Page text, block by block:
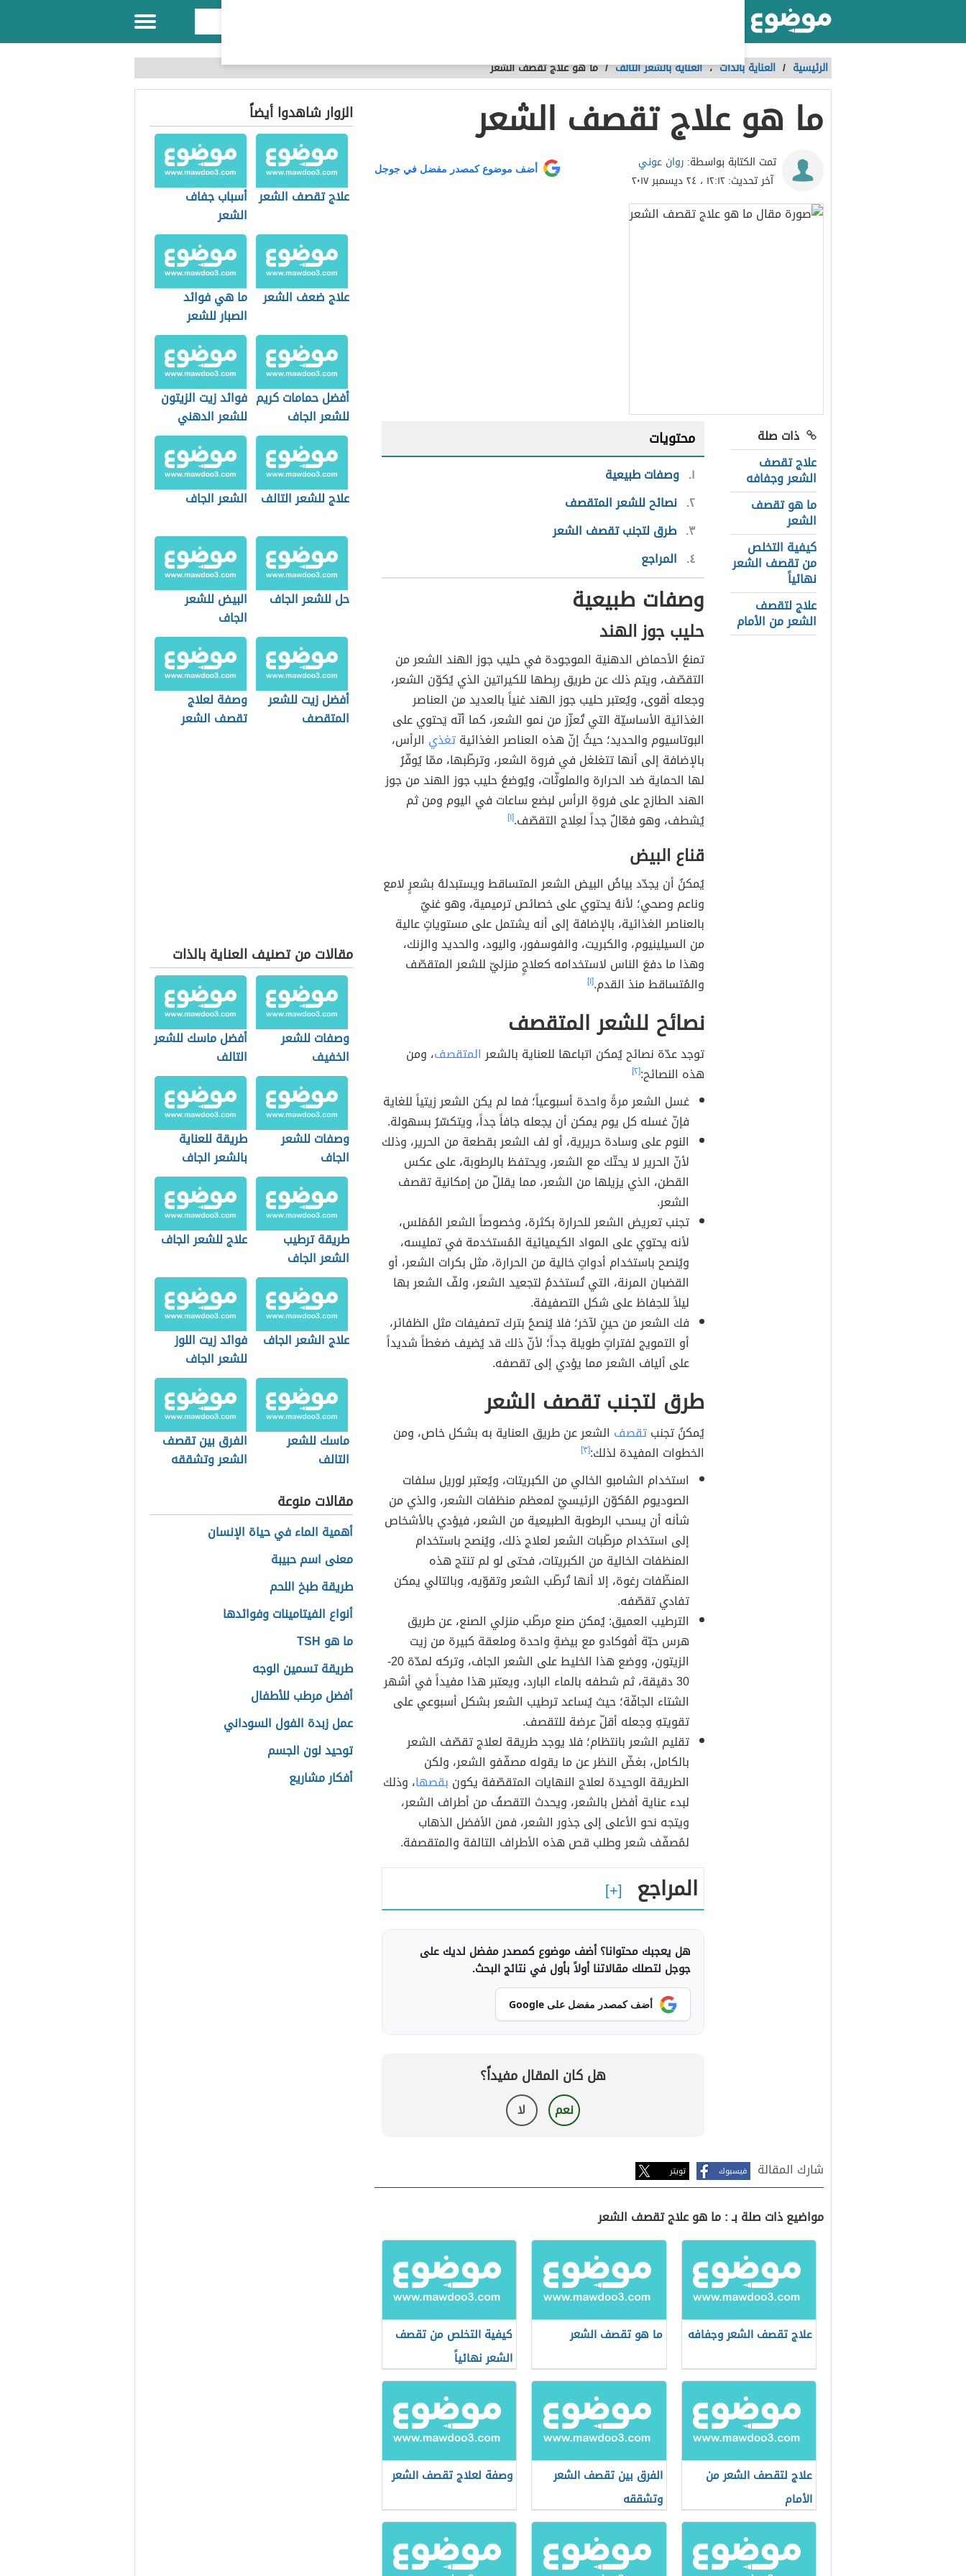
الرئيسية / العناية بالذات،العناية بالشعر التالف /ما هو علاج تقصف الشعر
ما هو علاج تقصف الشعر
تمت الكتابة بواسطة: روان عوني
آخر تحديث:١٢:١٢ ، ٢٤ ديسمبر ٢٠١٧
أضف موضوع كمصدر مفضل في جوجل
ذات صلة
علاج تقصف
الشعر وجفافه
ما هو تقصف
الشعر
كيفية التخلص
من تقصف الشعر
نهائياً
علاج لتقصف
الشعر من الأمام
محتويات
١ وصفات طبيعية
٢ نصائح للشعر المتقصف
٣ طرق لتجنب تقصف الشعر
٤ المراجع
وصفات طبيعية
حليب جوز الهند
تمنعُ الأحماض الدهنية الموجودة في حليب جوز الهند الشعر من
التقصّف، ويتم ذلك عن طريق ربِطها للكيراتين الذي يُكوّن الشعر،
وجعله أقوى، ويُعتبر حليب جوز الهند غنياً بالعديد من العناصر
الغذائية الأساسيّة التي تُعزّز من نمو الشعر، كما أنّه يَحتوي على
البوتاسيوم والحديد؛ حيثُ إنّ هذه العناصر الغذائيةتغذي الرأس،
بالإضافة إلى أنها تتغلغل في فروة الشعر، وترطّبها، ممّا يُوفّرُ
لها الحماية ضد الحرارة والملوثّات، ويُوضعُ حليب جوز الهند من جوز
الهند الطازج على فروةِ الرأس لبضع ساعات في اليوم ومن ثم
يُشطف، وهو فعّالٌ جداً لعِلاج التقصّف.[١]
قناع البيض
يُمكنُ أن يجدّد بياضُ البيض الشعر المتساقط ويستبدلهُ بشعرٍ لامع
وناعم وصحي؛ لأنهُ يحتوي على خصائص ترميمية، وهو غنيٌ
بالعناصر الغذائية، بالإضافة إلى أنه يشتمل على مستوياتٍ عالية
من السيلينيوم، والكبريت، والفوسفور، واليود، والحديد والزنك،
وهذا ما دفعَ الناس لاستخدامه كعلاجٍ منزليّ للشعر المتقصّف
والمُتساقط منذ القدم.[١]
نصائح للشعر المتقصف
توجد عدّة نصائح يُمكن اتباعها للعناية بالشعرالمتقصف، ومن
هذه النصائح:[٢]
غسل الشعر مرةً واحدة أسبوعياً؛ فما لم يكن الشعر زيتياً للغاية
فإنّ غسله كل يوم يمكن أن يجعله جافاً جداً، ويتكسّرُ بسهولة.
النوم على وسادة حريرية، أو لف الشعر بقطعة من الحرير، وذلك
لأنّ الحرير لا يحتّك مع الشعر، ويحتفظ بالرطوبة، على عكس
القطن، الذي يزيلها من الشعر، مما يقللّ من إمكانية تقصف
الشعر.
تجنب تعريض الشعر للحرارة بكثرة، وخصوصاً الشعر المُمَلس،
لأنه يحتوي على المواد الكيميائية المُستخدمة في تمليسه،
ويُنصح باستخدام أدواتٍ خالية من الحرارة، مثل بكرات الشعر، أو
القضبان المرنة، التي تُستخدمُ لتجعيد الشعر، ولفّ الشعر بها
ليلاً للحِفاظ على شكل التصفيفة.
فك الشعر من حينٍ لآخر؛ فلا يُنصحُ بترك تصفيفات مثل الظفائر،
أو التمويج لفتراتٍ طويلة جداً؛ لأنّ ذلك قد يُضيف ضغطاً شديداً
على ألياف الشعر مما يؤدي إلى تقصفه.
طرق لتجنب تقصف الشعر
يُمكنُ تجنبتقصف الشعر عن طريق العناية به بشكل خاص، ومن
الخطوات المفيدة لذلك:[٣]
استخدام الشامبو الخالي من الكبريتات، ويُعتبر لوريل سلفات
الصوديوم المُكوّن الرئيسيّ لمعظم منظفات الشعر، والذي من
شأنه أن يسحب الرطوبة الطبيعية من الشعر، فيؤدي بالأشخاص
إلى استخدام مرطّبات الشعر لعلاج ذلك، ويُنصح باستخدام
المنظفات الخالية من الكبريتات، فحتى لو لم تنتج هذه
المنظّفات رغوة، إلا أنها تُرطّب الشعر وتقوّيه، وبالتالي يمكن
تفادي تقصّفه.
الترطيب العميق: يُمكن صنع مرطّب منزلي الصنع، عن طريق
هرس حبّة أفوكادو مع بيضةٍ واحدة وملعقة كبيرة من زيت
الزيتون، ووضع هذا الخليط على الشعر الجاف، وتركه لمدّة 20-
30 دقيقة، ثم شطفه بالماء البارد، ويعتبر هذا مفيداً في أشهر
الشتاء الجافّة؛ حيث يُساعد ترطيب الشعر بشكل أسبوعي على
تقويتهِ وجعله أقلّ عرضة للتقصف.
تقليم الشعر بانتظام؛ فلا يوجد طريقة لعلاج تقصّف الشعر
بالكامل، بغضّ النظر عن ما يقوله مصفّفو الشعر، ولكن
الطريقة الوحيدة لعلاج النهايات المتقصّفة يكون بقصها، وذلك
لبدء عناية أفضل بالشعر، ويحدث التقصفُ من أطراف الشعر،
ويتجه نحو الأعلى إلى جذور الشعر، فمن الأفضل الذهاب
لمُصفّف شعر وطلب قص هذه الأطراف التالفة والمتقصفة.
المراجع
هل يعجبك محتوانا؟ أضف موضوع كمصدر مفضل لديك على
جوجل لتصلك مقالاتنا أولاً بأول في نتائج البحث.
أضف كمصدر مفضل على Google
هل كان المقال مفيداً؟
نعم لا
شارك المقالة فيسبوك تويتر
مواضيع ذات صلة بـ : ما هو علاج تقصف الشعر
علاج تقصف الشعر وجفافه ما هو تقصف الشعر
كيفية التخلص من تقصف
الشعر نهائياً
علاج لتقصف الشعر من
الأمام
الفرق بين تقصف الشعر
وتشققه
وصفة لعلاج تقصف الشعر
الزوار شاهدوا أيضاً
علاج تقصف الشعر أسباب جفاف
الشعر
علاج ضعف الشعر
ما هي فوائد
الصبار للشعر
المتساقط
أفضل حمامات كريم
للشعر الجاف
والمتقصف
فوائد زيت الزيتون
للشعر الدهني
علاج للشعر التالف الشعر الجاف
حل للشعر الجاف
البيض للشعر
الجاف
أفضل زيت للشعر
المتقصف
وصفة لعلاج
تقصف الشعر
مقالات من تصنيف العناية بالذات
وصفات للشعر
الخفيف
أفضل ماسك للشعر
التالف
وصفات للشعر
الجاف
طريقة للعناية
بالشعر الجاف
طريقة ترطيب
الشعر الجاف
علاج للشعر الجاف
علاج الشعر الجاف
فوائد زيت اللوز
للشعر الجاف
ماسك للشعر
التالف
الفرق بين تقصف
الشعر وتشققه
مقالات منوعة
أهمية الماء في حياة الإنسان
معنى اسم حبيبة
طريقة طبخ اللحم
أنواع الفيتامينات وفوائدها
ما هو TSH
طريقة تسمين الوجه
أفضل مرطب للأطفال
عمل زبدة الفول السوداني
توحيد لون الجسم
أفكار مشاريع